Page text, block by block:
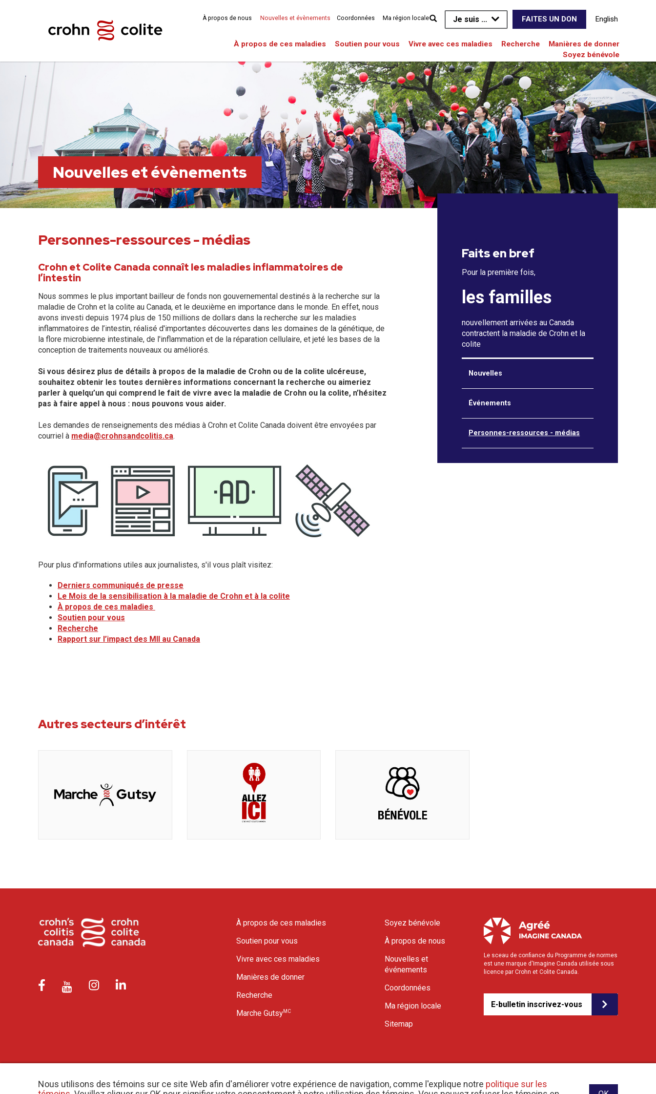
Nous utilisons des témoins sur ce site Web afin d'améliorer votre expérience de navigation, comme l'explique notre politique sur les
Je suis ... FAITES UN DON English
À propos de ces maladies Soutien pour vous Vivre avec ces maladies Recherche
Manières de donner
Soyez bénévole
À propos de nous Nouvelles et évènements Coordonnées Ma région locale
Nouvelles et évènements
Personnes-ressources - médias
Crohn et Colite Canada connaît les maladies inflammatoires de
l’intestin
Nous sommes le plus important bailleur de fonds non gouvernemental destinés à la recherche sur la
maladie de Crohn et la colite au Canada, et le deuxième en importance dans le monde. En effet, nous
avons investi depuis 1974 plus de 150 millions de dollars dans la recherche sur les maladies
inflammatoires de l’intestin, réalisé d'importantes découvertes dans les domaines de la génétique, de
la flore microbienne intestinale, de l'inflammation et de la réparation cellulaire, et jeté les bases de la
conception de traitements nouveaux ou améliorés.
Si vous désirez plus de détails à propos de la maladie de Crohn ou de la colite ulcéreuse,
souhaitez obtenir les toutes dernières informations concernant la recherche ou aimeriez
parler à quelqu’un qui comprend le fait de vivre avec la maladie de Crohn ou la colite, n’hésitez
pas à faire appel à nous : nous pouvons vous aider.
Les demandes de renseignements des médias à Crohn et Colite Canada doivent être envoyées par
courriel à media@crohnsandcolitis.ca.
Pour plus d'informations utiles aux journalistes, s'il vous plaît visitez:
Derniers communiqués de presse
Le Mois de la sensibilisation à la maladie de Crohn et à la colite
À propos de ces maladies
Soutien pour vous
Recherche
Rapport sur l’impact des MII au Canada
Faits en bref
Pour la première fois,
les familles
nouvellement arrivées au Canada
contractent la maladie de Crohn et la
colite
Nouvelles
Événements
Personnes-ressources - médias
Autres secteurs d’intérêt
À propos de ces maladies
Soutien pour vous
Vivre avec ces maladies
Manières de donner
Recherche
Marche GutsyMC
Soyez bénévole
À propos de nous
Nouvelles et
événements
Coordonnées
Ma région locale
Sitemap
Le sceau de confiance du Programme de normes
est une marque d'Imagine Canada utilisée sous
licence par Crohn et Colite Canada.
E-bulletin inscrivez-vous